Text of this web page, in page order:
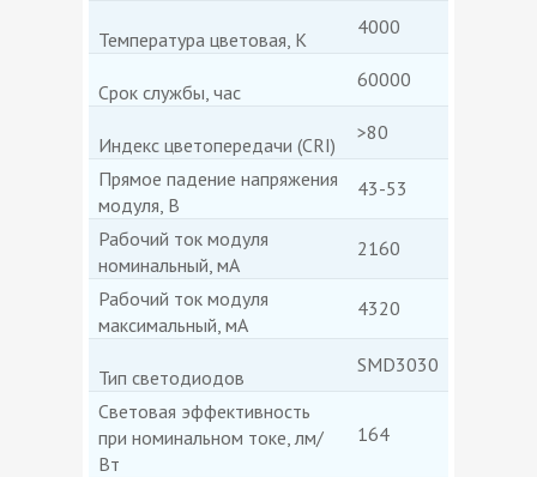
Температура цветовая, К
4000
Срок службы, час
60000
Индекс цветопередачи (CRI)
>80
Прямое падение напряжения
модуля, В
43-53
Рабочий ток модуля
номинальный, мА
2160
Рабочий ток модуля
максимальный, мА
4320
Тип светодиодов
SMD3030
Световая эффективность
при номинальном токе, лм/
Вт
164